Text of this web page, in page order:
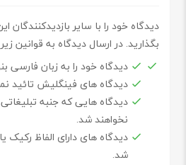
دیدگاه خود را با سایر بازدیدکنندگان
بگذارید. در ارسال دیدگاه به قوانین
دیدگاه خود را به زبان فارسی
دیدگاه های فینگلیش تائید
دیدگاه هایی که جنبه
نخواهند شد.
دیدگاه های دارای الفاظ رکیک
شد.